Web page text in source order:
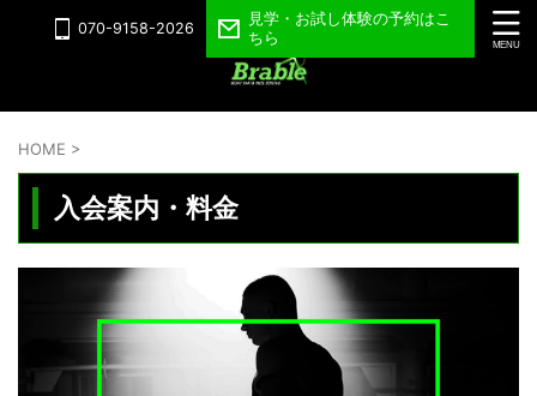
070-9158-2026
見学・お試し体験の予約はこ
ちら
HOME >
入会案内・料金